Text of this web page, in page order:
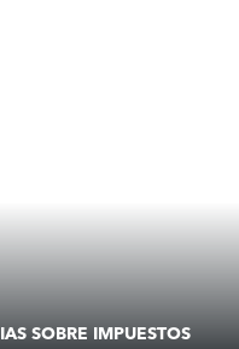
SOBRE IMPUESTOS